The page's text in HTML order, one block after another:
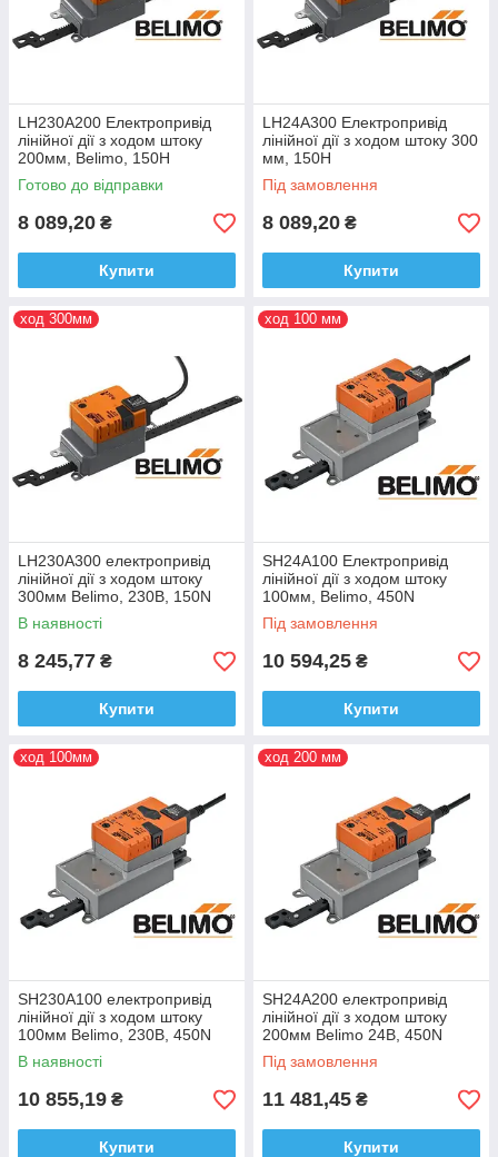
LH230A200 Електропривід
лінійної дії з ходом штоку
200мм, Belimo, 150H
Готово до відправки
8 089,20 ₴
Купити
LH24A300 Електропривід
лінійної дії з ходом штоку 300
мм, 150H
Під замовлення
8 089,20 ₴
Купити
ход 300мм
LH230A300 електропривід
лінійної дії з ходом штоку
300мм Belimo, 230В, 150N
В наявності
8 245,77 ₴
Купити
ход 100 мм
SH24A100 Електропривід
лінійної дії з ходом штоку
100мм, Belimo, 450N
Під замовлення
10 594,25 ₴
Купити
ход 100мм
SH230A100 електропривід
лінійної дії з ходом штоку
100мм Belimo, 230В, 450N
В наявності
10 855,19 ₴
Купити
ход 200 мм
SH24A200 електропривід
лінійної дії з ходом штоку
200мм Belimo 24В, 450N
Під замовлення
11 481,45 ₴
Купити